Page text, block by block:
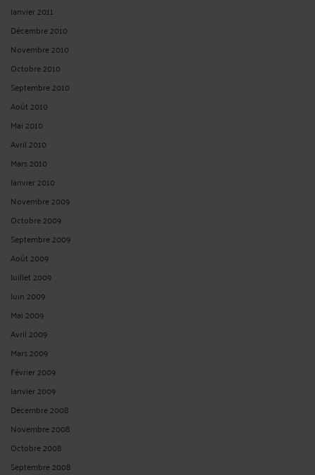
Janvier 2011
Décembre 2010
Novembre 2010
Octobre 2010
Septembre 2010
Août 2010
Mai 2010
Avril 2010
Mars 2010
Janvier 2010
Novembre 2009
Octobre 2009
Septembre 2009
Août 2009
Juillet 2009
Juin 2009
Mai 2009
Avril 2009
Mars 2009
Février 2009
Janvier 2009
Décembre 2008
Novembre 2008
Octobre 2008
Septembre 2008